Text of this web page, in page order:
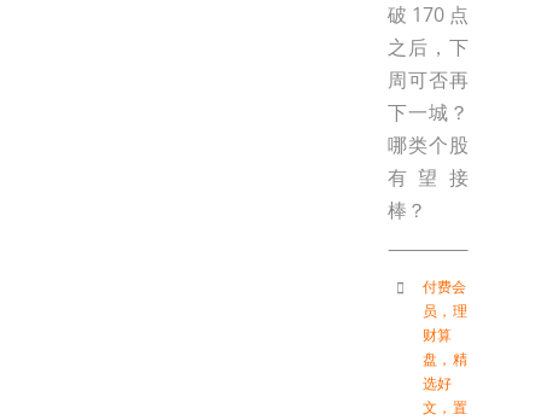
破170点
之后，下
周可否再
下一城？
哪类个股
有望接
棒？
付费会
员 ， 理
财算
盘 ， 精
选好
文 ， 置